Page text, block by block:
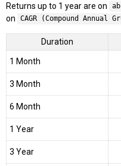
Returns up to 1 year are on
on
CAGR (Compound Annual
Duration
1 Month
3 Month
6 Month
1 Year
3 Year